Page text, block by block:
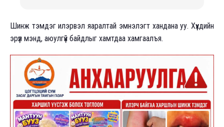
Шинж тэмдэг илэрвэл яаралтай эмнэлэгт хандана уу. Хүүхдийн
эрүүл мэнд, аюулгүй байдлыг хамтдаа хамгаалъя.